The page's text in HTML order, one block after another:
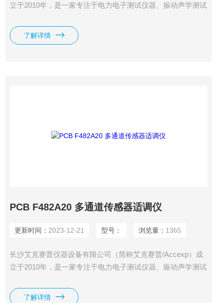
立于2010年，是一家专注于电力电子测试仪器、振动声学测试
公司。公司具有10余年从业经验，拥有**的研发技术团队和销
售团队。PCB 483C50 多通道传感器适调仪。
了解详情
PCB F482A20 多通道传感器适调仪
更新时间： 2023-12-21 型号： 浏览量： 1365
长沙艾克赛普仪器设备有限公司（简称艾克赛普/Accexp）成
立于2010年，是一家专注于电力电子测试仪器、振动声学测试
公司。公司具有10余年从业经验，拥有**的研发技术团队和销
了解详情